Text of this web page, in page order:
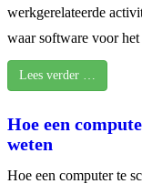
werkgerelateerde
waar software voor
Lees verder …
Hoe een
weten
Hoe een computer te